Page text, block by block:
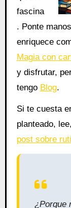
fascina
. Ponte
enriquece
Magia con
y disfrutar,
tengo Blog.
Si te cuesta
planteado, lee,
post sobre
¿Porque